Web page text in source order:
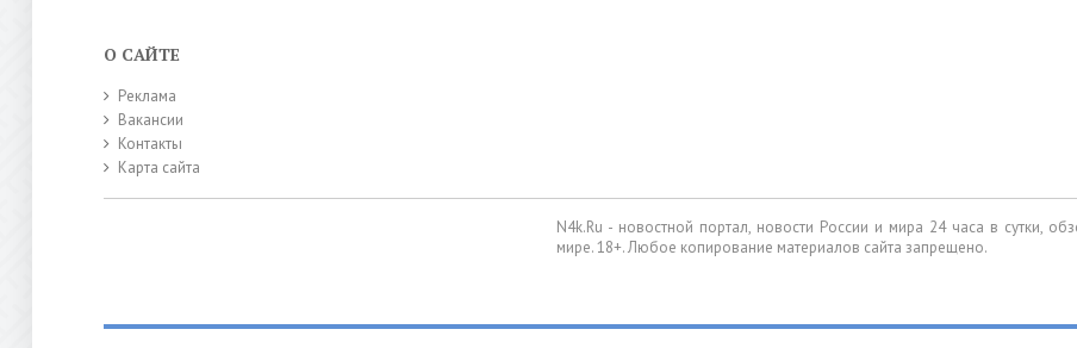
О САЙТЕ
Реклама
Вакансии
Контакты
Карта сайта
N4k.Ru - новостной портал, новости России и мира 24 часа в сутки,
мире. 18+. Любое копирование материалов сайта запрещено.